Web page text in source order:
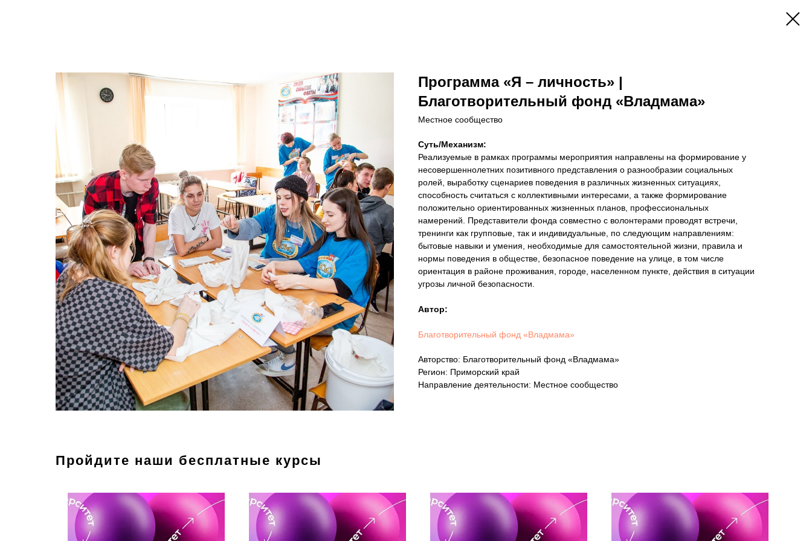
Программа «Я – личность» |
Благотворительный фонд «Владмама»
Местное сообщество
Суть/Механизм:
Реализуемые в рамках программы мероприятия направлены на формирование у
несовершеннолетних позитивного представления о разнообразии социальных
ролей, выработку сценариев поведения в различных жизненных ситуациях,
способность считаться с коллективными интересами, а также формирование
положительно ориентированных жизненных планов, профессиональных
намерений. Представители фонда совместно с волонтерами проводят встречи,
тренинги как групповые, так и индивидуальные, по следующим направлениям:
бытовые навыки и умения, необходимые для самостоятельной жизни, правила и
нормы поведения в обществе, безопасное поведение на улице, в том числе
ориентация в районе проживания, городе, населенном пункте, действия в ситуации
угрозы личной безопасности.
Автор:
Благотворительный фонд «Владмама»
Авторство: Благотворительный фонд «Владмама»
Регион: Приморский край
Направление деятельности: Местное сообщество
Пройдите наши бесплатные курсы